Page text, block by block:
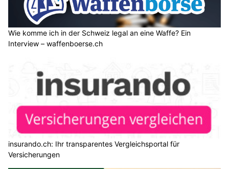
Wie komme ich in der Schweiz legal an eine Waffe? Ein
Interview – waffenboerse.ch
insurando.ch: Ihr transparentes Vergleichsportal für
Versicherungen